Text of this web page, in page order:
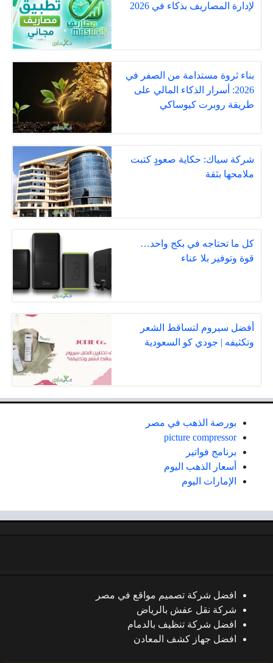
لإدارة المصاريف بذكاء في 2026
بناء ثروة مستدامة من الصفر في
2026: أسرار الذكاء المالي على
طريقة روبرت كيوساكي
شركة سياك: حكاية صعودٍ كتبت
ملامحها بثقة
كل ما تحتاجه في بكج واحد…
قوة وتوفير بلا عناء
أفضل سيروم لتساقط الشعر
وتكثيفه | جودي كو السعودية
بورصة الذهب في مصر
picture compressor
برنامج فواتير
أسعار الذهب اليوم
الإمارات اليوم
افضل شركة تصميم مواقع في مصر
شركة نقل عفش بالرياض
افضل شركة تنظيف بالدمام
افضل جهاز كشف المعادن